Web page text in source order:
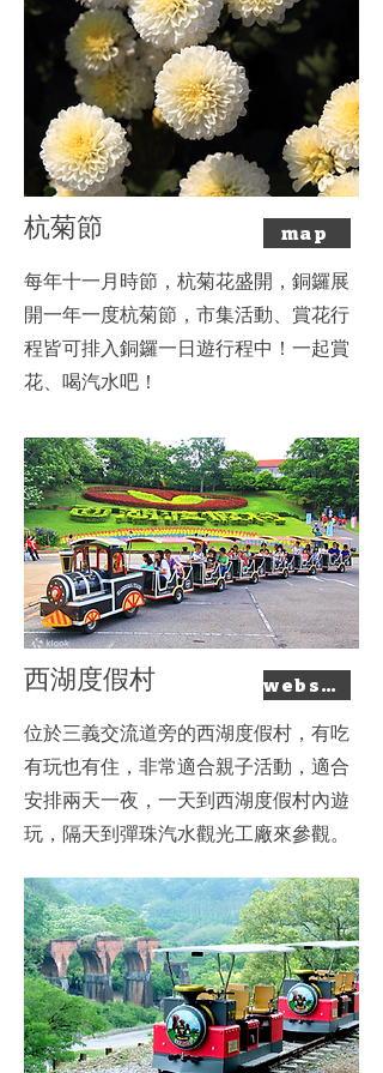
​杭菊節 map
​每年十一月時節，杭菊花盛開，銅鑼展
開一年一度杭菊節，市集活動、賞花行
程皆可排入銅鑼一日遊行程中！一起賞
花、喝汽水吧！
西湖度假村 website
​位於三義交流道旁的西湖度假村，有吃
有玩也有住，非常適合親子活動，適合
安排兩天一夜，一天到西湖度假村內遊
玩，隔天到彈珠汽水觀光工廠來參觀。